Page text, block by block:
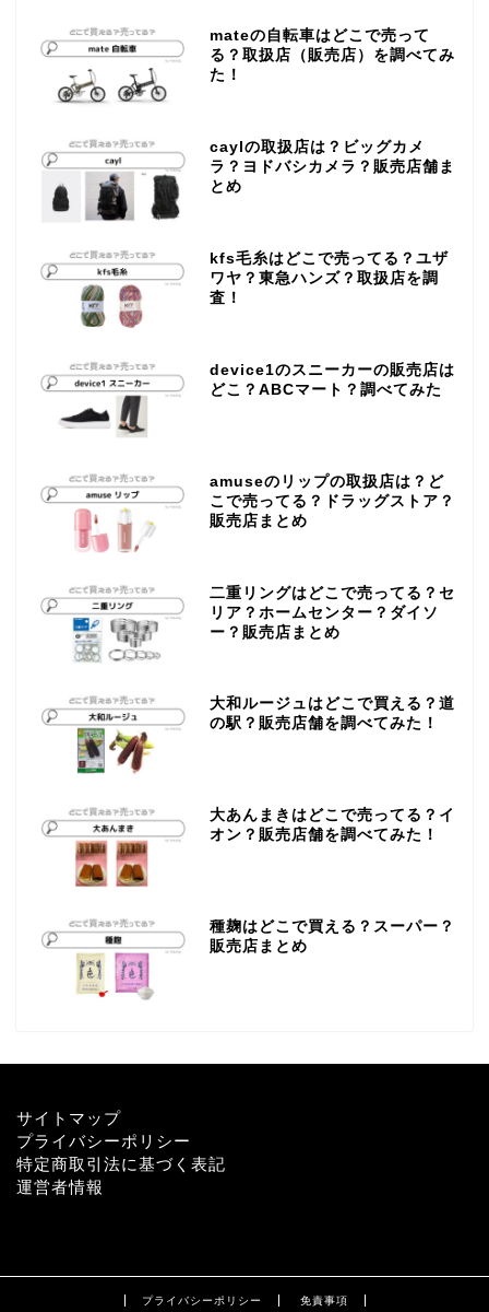
mateの自転車はどこで売って
る？取扱店（販売店）を調べてみ
た！
caylの取扱店は？ビッグカメ
ラ？ヨドバシカメラ？販売店舗ま
とめ
kfs毛糸はどこで売ってる？ユザ
ワヤ？東急ハンズ？取扱店を調
査！
device1のスニーカーの販売店は
どこ？ABCマート？調べてみた
amuseのリップの取扱店は？ど
こで売ってる？ドラッグストア？
販売店まとめ
二重リングはどこで売ってる？セ
リア？ホームセンター？ダイソ
ー？販売店まとめ
大和ルージュはどこで買える？道
の駅？販売店舗を調べてみた！
大あんまきはどこで売ってる？イ
オン？販売店舗を調べてみた！
種麹はどこで買える？スーパー？
販売店まとめ
サイトマップ
プライバシーポリシー
特定商取引法に基づく表記
運営者情報
プライバシーポリシー 免責事項